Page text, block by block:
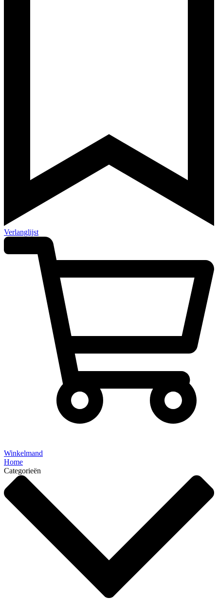
Verlanglijst
Winkelmand
Home
Categorieën